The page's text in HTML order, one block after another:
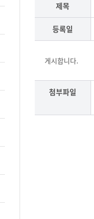
제목
등록일
게시합니다.
첨부파일